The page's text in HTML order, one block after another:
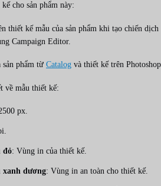
cho sản phẩm này:
thiết kế mẫu của sản phẩm khi tạo chiến dịch
Campaign Editor.
phẩm từ Catalog và thiết kế trên
về mẫu thiết kế:
px.
đỏ: Vùng in của thiết kế.
dương: Vùng in an toàn cho thiết kế.